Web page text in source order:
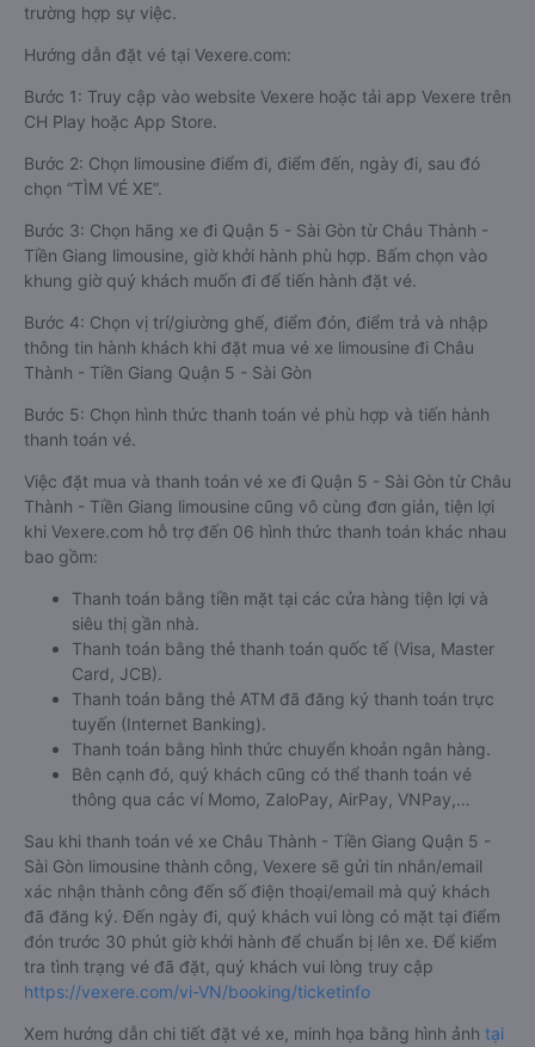
trường hợp sự việc.
Hướng dẫn đặt vé tại Vexere.com:
Bước 1: Truy cập vào website Vexere hoặc tải app Vexere trên
CH Play hoặc App Store.
Bước 2: Chọn limousine điểm đi, điểm đến, ngày đi, sau đó
chọn “TÌM VÉ XE”.
Bước 3: Chọn hãng xe đi Quận 5 - Sài Gòn từ Châu Thành -
Tiền Giang limousine, giờ khởi hành phù hợp. Bấm chọn vào
khung giờ quý khách muốn đi để tiến hành đặt vé.
Bước 4: Chọn vị trí/giường ghế, điểm đón, điểm trả và nhập
thông tin hành khách khi đặt mua vé xe limousine đi Châu
Thành - Tiền Giang Quận 5 - Sài Gòn
Bước 5: Chọn hình thức thanh toán vé phù hợp và tiến hành
thanh toán vé.
Việc đặt mua và thanh toán vé xe đi Quận 5 - Sài Gòn từ Châu
Thành - Tiền Giang limousine cũng vô cùng đơn giản, tiện lợi
khi Vexere.com hỗ trợ đến 06 hình thức thanh toán khác nhau
bao gồm:
Thanh toán bằng tiền mặt tại các cửa hàng tiện lợi và
siêu thị gần nhà.
Thanh toán bằng thẻ thanh toán quốc tế (Visa, Master
Card, JCB).
Thanh toán bằng thẻ ATM đã đăng ký thanh toán trực
tuyến (Internet Banking).
Thanh toán bằng hình thức chuyển khoản ngân hàng.
Bên cạnh đó, quý khách cũng có thể thanh toán vé
thông qua các ví Momo, ZaloPay, AirPay, VNPay,…
Sau khi thanh toán vé xe Châu Thành - Tiền Giang Quận 5 -
Sài Gòn limousine thành công, Vexere sẽ gửi tin nhắn/email
xác nhận thành công đến số điện thoại/email mà quý khách
đã đăng ký. Đến ngày đi, quý khách vui lòng có mặt tại điểm
đón trước 30 phút giờ khởi hành để chuẩn bị lên xe. Để kiểm
tra tình trạng vé đã đặt, quý khách vui lòng truy cập
https://vexere.com/vi-VN/booking/ticketinfo
Xem hướng dẫn chi tiết đặt vé xe, minh họa bằng hình ảnh tại